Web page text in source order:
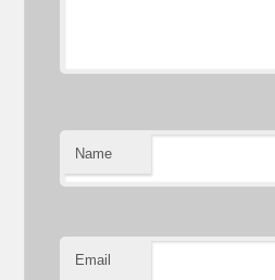
Name
Email